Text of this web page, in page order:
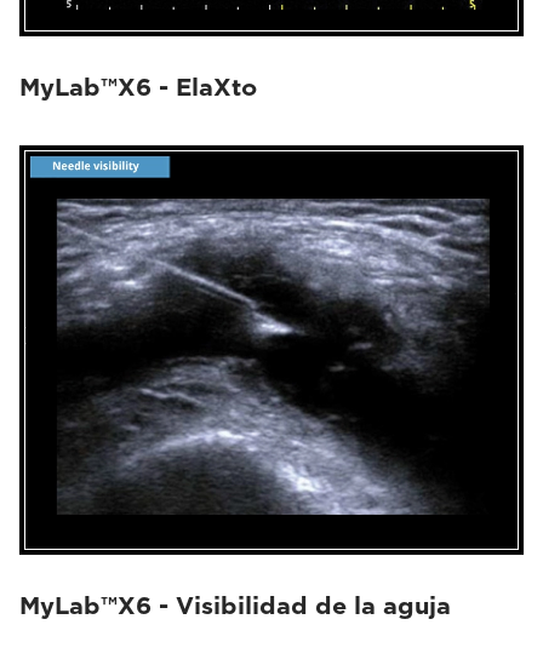
MyLab™X6 - ElaXto
MyLab™X6 - Visibilidad de la aguja